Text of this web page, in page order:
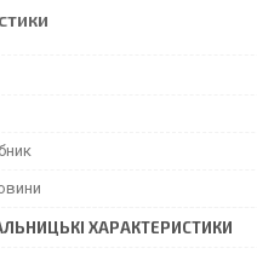
ХАРАКТЕРИСТИКИ